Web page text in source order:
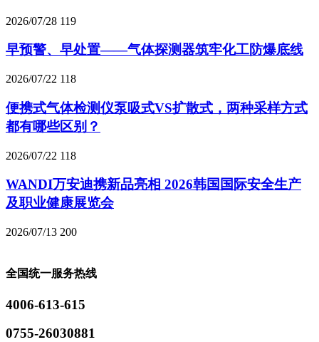
2026/07/28 119
早预警、早处置——气体探测器筑牢化工防爆底线
2026/07/22 118
便携式气体检测仪泵吸式VS扩散式，两种采样方式
都有哪些区别？
2026/07/22 118
WANDI万安迪携新品亮相 2026韩国国际安全生产
及职业健康展览会
2026/07/13 200
全国统一服务热线
4006-613-615
0755-26030881